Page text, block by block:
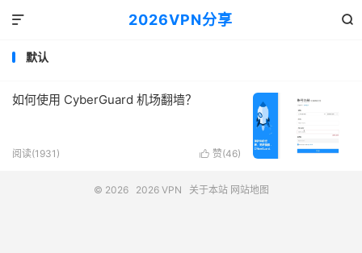
2026VPN分享 

默认
如何使用 CyberGuard 机场翻墙？
 赞(46)
阅读(1931)
© 2026 2026 VPN 关于本站 网站地图